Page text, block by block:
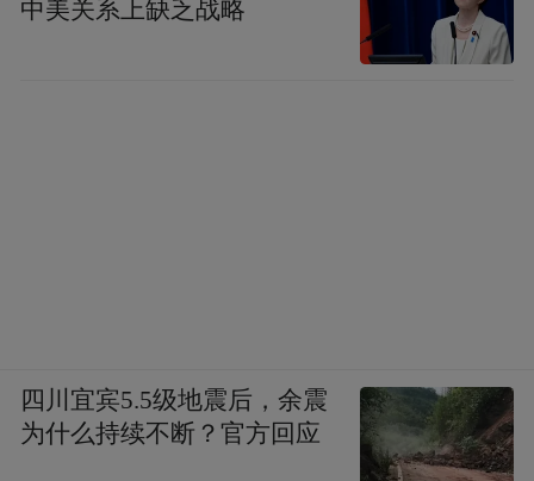
中美关系上缺乏战略
四川宜宾5.5级地震后，余震
为什么持续不断？官方回应